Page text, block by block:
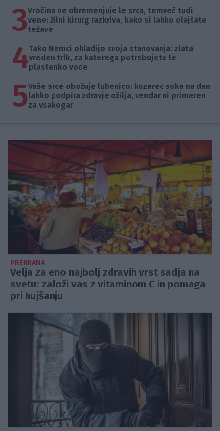
3Vročina ne obremenjuje le srca, temveč tudi
vene: žilni kirurg razkriva, kako si lahko olajšate
težave
4Tako Nemci ohladijo svoja stanovanja: zlata
vreden trik, za katerega potrebujete le
plastenko vode
5Vaše srce obožuje lubenico: kozarec soka na dan
lahko podpira zdravje ožilja, vendar ni primeren
za vsakogar
PREHRANA
Velja za eno najbolj zdravih vrst sadja na
svetu: založi vas z vitaminom C in pomaga
pri hujšanju